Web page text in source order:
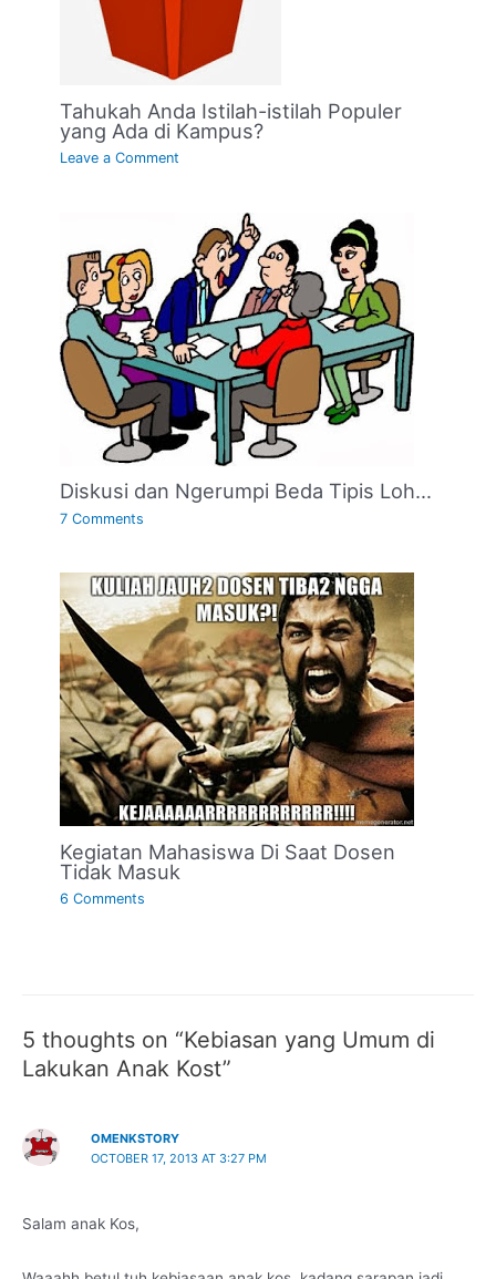
Tahukah Anda Istilah-istilah Populer
yang Ada di Kampus?
Leave a Comment
Diskusi dan Ngerumpi Beda Tipis Loh…
7 Comments
Kegiatan Mahasiswa Di Saat Dosen
Tidak Masuk
6 Comments
5 thoughts on “Kebiasan yang Umum di
Lakukan Anak Kost”
OMENKSTORY
OCTOBER 17, 2013 AT 3:27 PM
Salam anak Kos,